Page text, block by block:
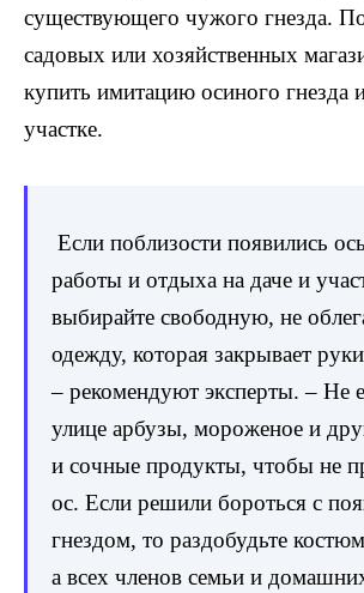
существующего чужого гнезда.
садовых или хозяйственных
купить имитацию осиного гнезда
участке.
Если поблизости появились
работы и отдыха на даче и
выбирайте свободную, не
одежду, которая закрывает
– рекомендуют эксперты. – Не
улице арбузы, мороженое и
и сочные продукты, чтобы не
ос. Если решили бороться с
гнездом, то раздобудьте
а всех членов семьи и